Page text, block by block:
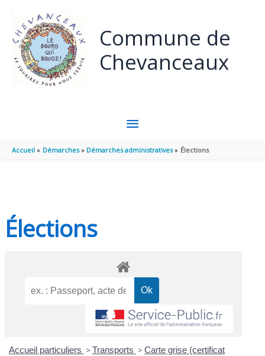
Commune de
Chevanceaux
MENU
PRINCIPAL
Accueil Démarches Démarches administratives Élections
Élections
Accueil particuliers > Transports > Carte grise (certificat